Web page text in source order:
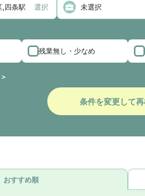
選択
残業無し・少なめ
条件を変更して
おすすめ順